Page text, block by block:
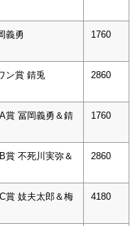
義勇
1760
ン賞 錆兎
2860
賞 冨岡義勇＆錆
1760
賞 不死川実弥＆
2860
賞 妓夫太郎＆梅
4180